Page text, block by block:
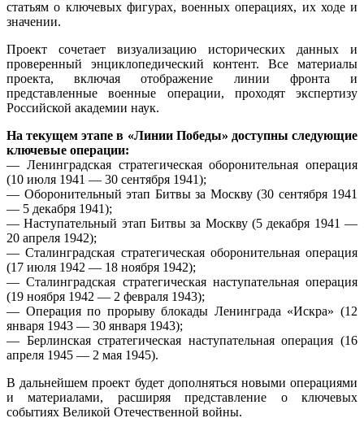
статьям о ключевых фигурах, военных операциях, их ходе и
значении.
Проект сочетает визуализацию исторических данных и
проверенный энциклопедический контент. Все материалы
проекта, включая отображение линии фронта и
представленные военные операции, проходят экспертизу
Российской академии наук.
На текущем этапе в «Линии Победы» доступны следующие
ключевые операции:
— Ленинградская стратегическая оборонительная операция
(10 июля 1941 — 30 сентября 1941);
— Оборонительный этап Битвы за Москву (30 сентября 1941
— 5 декабря 1941);
— Наступательный этап Битвы за Москву (5 декабря 1941 —
20 апреля 1942);
— Сталинградская стратегическая оборонительная операция
(17 июля 1942 — 18 ноября 1942);
— Сталинградская стратегическая наступательная операция
(19 ноября 1942 — 2 февраля 1943);
— Операция по прорыву блокады Ленинграда «Искра» (12
января 1943 — 30 января 1943);
— Берлинская стратегическая наступательная операция (16
апреля 1945 — 2 мая 1945).
В дальнейшем проект будет дополняться новыми операциями
и материалами, расширяя представление о ключевых
событиях Великой Отечественной войны.